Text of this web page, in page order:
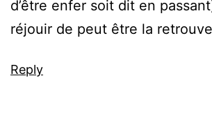
d’être enfer soit dit en
réjouir de peut être la
Reply